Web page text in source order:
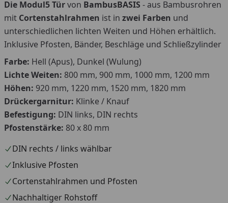
Die Modul5 Türvon BambusBASIS - aus Bambusrohren
mit Cortenstahlrahmen ist in zwei Farben und
unterschiedlichen lichten Weiten und Höhen erhältlich.
Inklusive Pfosten, Bänder, Beschläge und Schließzylinder
Farbe: Hell (Apus), Dunkel (Wulung)
Lichte Weiten: 800 mm, 900 mm, 1000 mm, 1200 mm
Höhen: 920 mm, 1220 mm, 1520 mm, 1820 mm
Drückergarnitur: Klinke / Knauf
Befestigung: DIN links, DIN rechts
Pfostenstärke: 80 x 80 mm
DIN rechts / links wählbar
Inklusive Pfosten
Cortenstahlrahmen und Pfosten
Nachhaltiger Rohstoff